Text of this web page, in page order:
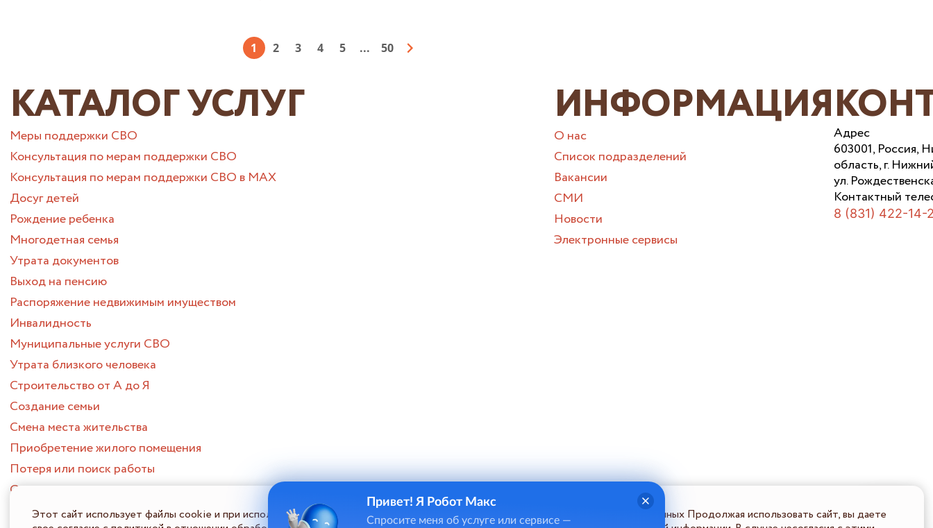
1 2 3 4 5 ... 50
КАТАЛОГ УСЛУГ
Меры поддержки СВО
Консультация по мерам поддержки СВО
Консультация по мерам поддержки СВО в МАХ
Досуг детей
Рождение ребенка
Многодетная семья
Утрата документов
Выход на пенсию
Распоряжение недвижимым имуществом
Инвалидность
Муниципальные услуги СВО
Утрата близкого человека
Строительство от А до Я
Создание семьи
Смена места жительства
Приобретение жилого помещения
Потеря или поиск работы
Опека и попечительство
ИНФОРМАЦИЯ
О нас
Список подразделений
Вакансии
СМИ
Новости
Электронные сервисы
Адрес
603001, Россия,
область, г.
ул.
Контактный
8 (831) 422-14-
ПРЕДОСТАВЛЕНИЯ ГОСУДАРСТВЕННЫХ И МУНИЦИПАЛЬНЫХ
УСЛУГ НИЖЕГОРОДСКОЙ ОБЛАСТИ
Этот сайт использует файлы cookie и при использовании онлайн-чата в некоторых случаях потребуется ввод персональных данных Продолжая использовать сайт, вы даете
Привет! Я Робот Макс
Спросите меня об услуге или сервисе —